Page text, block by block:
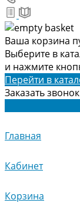
Ваша корзина
Выберите в
и нажмите
Перейти в
Заказать звонок
Главная
Кабинет
Корзина